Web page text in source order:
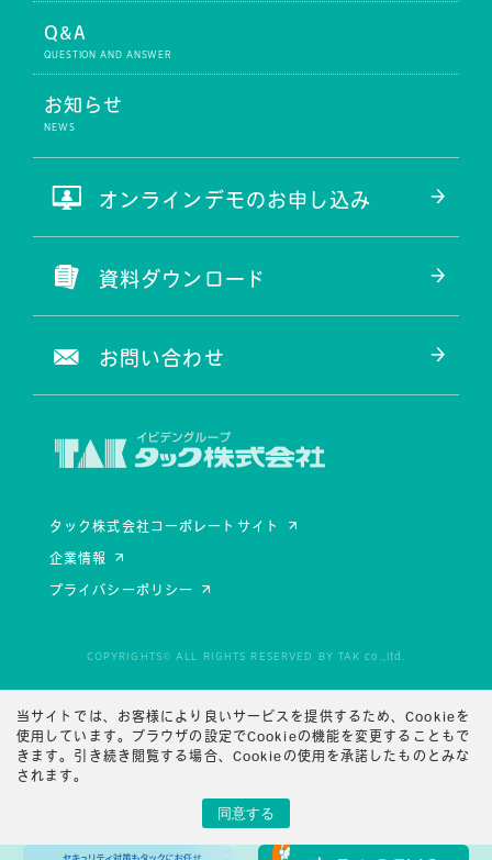
当サイトでは、お客様により良いサービスを提供するため、Cookieを
使用しています。ブラウザの設定でCookieの機能を変更することもで
きます。 引き続き閲覧する場合、Cookieの使用を承諾したものとみな
されます。
同意する
Q&A
お知らせ
オンラインデモのお申し込み
資料ダウンロード
お問い合わせ
タック株式会社コーポレートサイト
企業情報
プライバシーポリシー
COPYRIGHTS© ALL RIGHTS RESERVED BY TAK co.,ltd.